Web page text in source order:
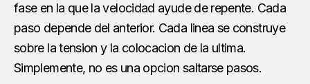
fase en la que la velocidad ayude de repente. Cada
paso depende del anterior. Cada linea se construye
sobre la tension y la colocacion de la ultima.
Simplemente, no es una opcion saltarse pasos.